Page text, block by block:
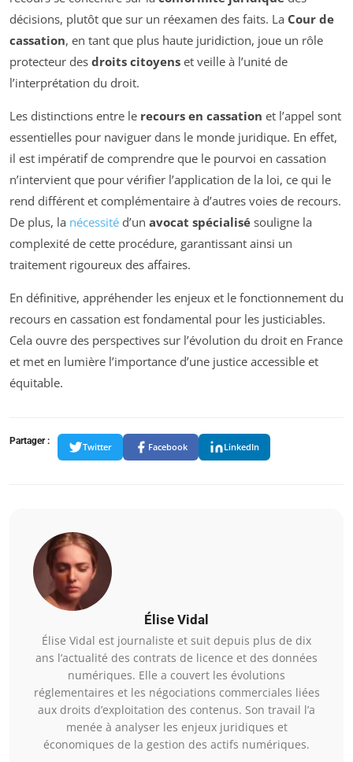
décisions, plutôt que sur un réexamen des faits. La Cour de
cassation, en tant que plus haute juridiction, joue un rôle
protecteur des droits citoyens et veille à l’unité de
l’interprétation du droit.
Les distinctions entre le recours en cassation et l’appel sont
essentielles pour naviguer dans le monde juridique. En effet,
il est impératif de comprendre que le pourvoi en cassation
n’intervient que pour vérifier l’application de la loi, ce qui le
rend différent et complémentaire à d’autres voies de recours.
De plus, la nécessité d’un avocat spécialisé souligne la
complexité de cette procédure, garantissant ainsi un
traitement rigoureux des affaires.
En définitive, appréhender les enjeux et le fonctionnement du
recours en cassation est fondamental pour les justiciables.
Cela ouvre des perspectives sur l’évolution du droit en France
et met en lumière l’importance d’une justice accessible et
équitable.
Partager :
Twitter Facebook LinkedIn
Élise Vidal
Élise Vidal est journaliste et suit depuis plus de dix
ans l’actualité des contrats de licence et des données
numériques. Elle a couvert les évolutions
réglementaires et les négociations commerciales liées
aux droits d’exploitation des contenus. Son travail l’a
menée à analyser les enjeux juridiques et
économiques de la gestion des actifs numériques.